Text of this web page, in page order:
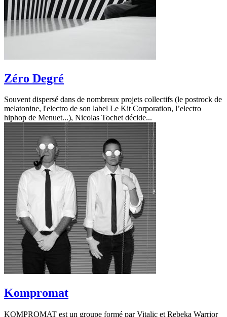
Zéro Degré
Souvent dispersé dans de nombreux projets collectifs (le postrock de
melatonine, l'electro de son label Le Kit Corporation, l’electro
hiphop de Menuet...), Nicolas Tochet décide...
Kompromat
KOMPROMAT est un groupe formé par Vitalic et Rebeka Warrior